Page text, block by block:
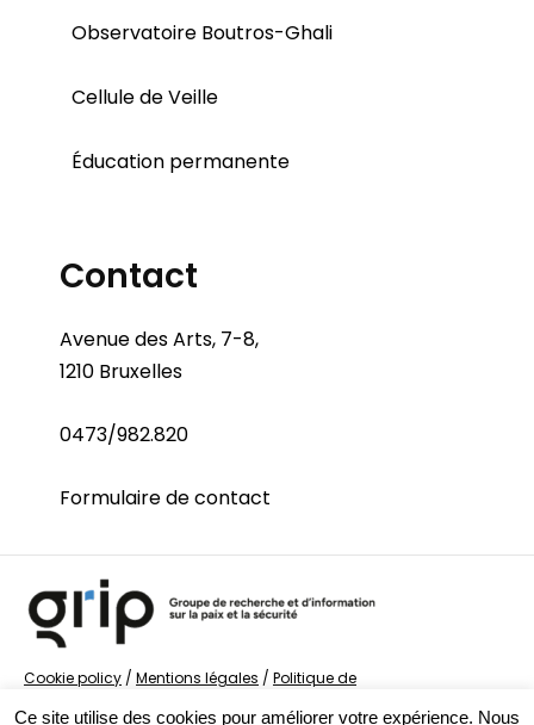
Observatoire Boutros-Ghali
Cellule de Veille
Éducation permanente
Contact
Avenue des Arts, 7-8,
1210 Bruxelles
0473/982.820
Formulaire de contact
Cookie policy / Mentions légales / Politique de
Ce site utilise des cookies pour améliorer votre expérience. Nous